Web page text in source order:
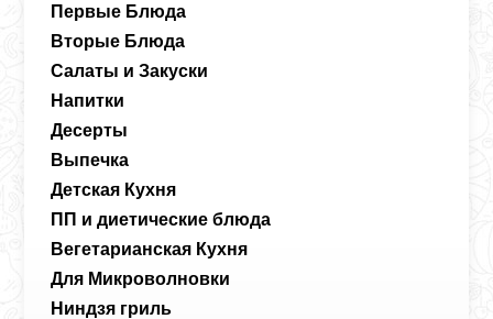
Первые Блюда
Вторые Блюда
Салаты и Закуски
Напитки
Десерты
Выпечка
Детская Кухня
ПП и диетические блюда
Вегетарианская Кухня
Для Микроволновки
Ниндзя гриль